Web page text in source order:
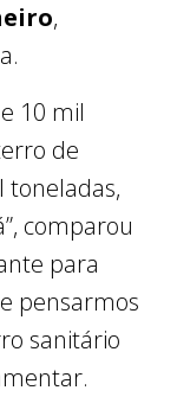
,
10 mil
de
toneladas,
comparou
para
pensarmos
sanitário